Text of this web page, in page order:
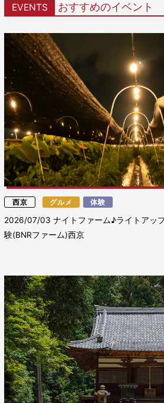
EVENTS おすすめのイベント
西京 グルメ 体験
2026/07/03ナイトファーム♪ライトアッ
験(BNRファーム)西京